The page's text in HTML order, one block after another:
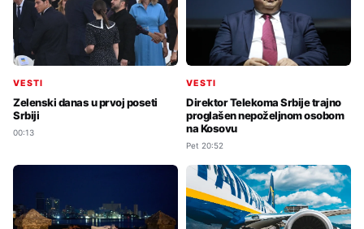
VESTI
Zelenski danas u prvoj poseti
Srbiji
00:13
VESTI
Direktor Telekoma Srbije trajno
proglašen nepoželjnom osobom
na Kosovu
Pet 20:52